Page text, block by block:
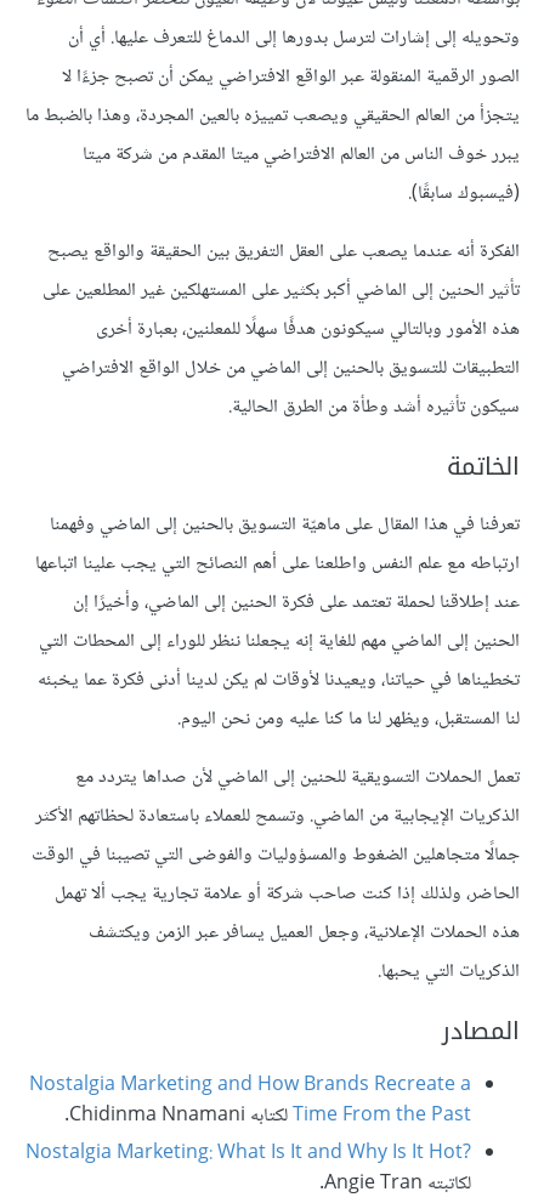
وتحويله إلى إشارات لترسل بدورها إلى الدماغ للتعرف عليها. أي أن
الصور الرقمية المنقولة عبر الواقع الافتراضي يمكن أن تصبح جزءًا لا
يتجزأ من العالم الحقيقي ويصعب تمييزه بالعين المجردة، وهذا بالضبط ما
يبرر خوف الناس من العالم الافتراضي ميتا المقدم من شركة ميتا
(فيسبوك سابقًا).
الفكرة أنه عندما يصعب على العقل التفريق بين الحقيقة والواقع يصبح
تأثير الحنين إلى الماضي أكبر بكثير على المستهلكين غير المطلعين على
هذه الأمور وبالتالي سيكونون هدفًا سهلًا للمعلنين، بعبارة أخرى
التطبيقات للتسويق بالحنين إلى الماضي من خلال الواقع الافتراضي
سيكون تأثيره أشد وطأة من الطرق الحالية.
الخاتمة
تعرفنا في هذا المقال على ماهيّة التسويق بالحنين إلى الماضي وفهمنا
ارتباطه مع علم النفس واطلعنا على أهم النصائح التي يجب علينا اتباعها
عند إطلاقنا لحملة تعتمد على فكرة الحنين إلى الماضي، وأخيرًا إن
الحنين إلى الماضي مهم للغاية إنه يجعلنا ننظر للوراء إلى المحطات التي
تخطيناها في حياتنا، ويعيدنا لأوقات لم يكن لدينا أدنى فكرة عما يخبئه
لنا المستقبل، ويظهر لنا ما كنا عليه ومن نحن اليوم.
تعمل الحملات التسويقية للحنين إلى الماضي لأن صداها يتردد مع
الذكريات الإيجابية من الماضي. وتسمح للعملاء باستعادة لحظاتهم الأكثر
جمالًا متجاهلين الضغوط والمسؤوليات والفوضى التي تصيبنا في الوقت
الحاضر، ولذلك إذا كنت صاحب شركة أو علامة تجارية يجب ألا تهمل
هذه الحملات الإعلانية، وجعل العميل يسافر عبر الزمن ويكتشف
الذكريات التي يحبها.
المصادر
Nostalgia Marketing and How Brands Recreate a
Time From the Pastلكتابه Chidinma Nnamani.
Nostalgia Marketing: What Is It and Why Is It Hot?‎
لكاتبته Angie Tran.